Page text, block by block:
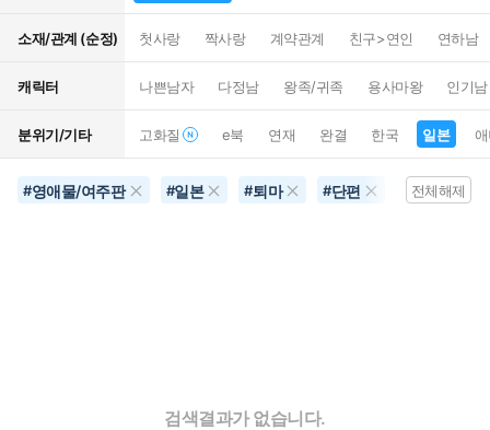
소재/관계 (순정) 첫사랑 짝사랑 계약관계 친구>연인 연하남
캐릭터 나쁜남자 다정남 왕족/귀족 용사마왕 인기남
분위기/기타 고화질 e북 연재 완결 한국 일본
#영애물/여주판 #일본 #퇴마 #단편 별점500개
전체해제
검색결과가 없습니다.